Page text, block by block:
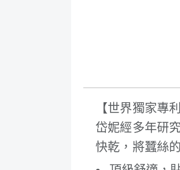
【世界獨家專
岱妮經多年研
快乾，將蠶絲